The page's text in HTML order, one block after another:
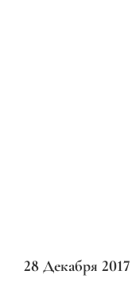
28 Декабря 2017